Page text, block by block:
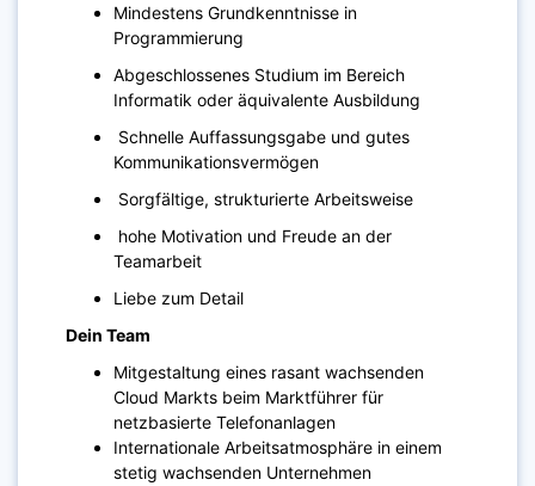
Mindestens Grundkenntnisse in
Programmierung
Abgeschlossenes Studium im Bereich
Informatik oder äquivalente Ausbildung
Schnelle Auffassungsgabe und gutes
Kommunikationsvermögen
Sorgfältige, strukturierte Arbeitsweise
hohe Motivation und Freude an der
Teamarbeit
Liebe zum Detail
Dein Team
Mitgestaltung eines rasant wachsenden
Cloud Markts beim Marktführer für
netzbasierte Telefonanlagen
Internationale Arbeitsatmosphäre in einem
stetig wachsenden Unternehmen